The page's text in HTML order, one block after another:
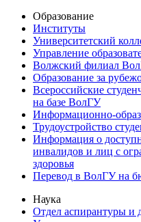
Образование
Институты
Университетский
Управление
Волжский филиал
Образование за
Всероссийские
на базе ВолГУ
Информационно-
Трудоустройство
Информация о
инвалидов и лиц с
здоровья
Перевод в ВолГУ на
Наука
Отдел аспирантуры и